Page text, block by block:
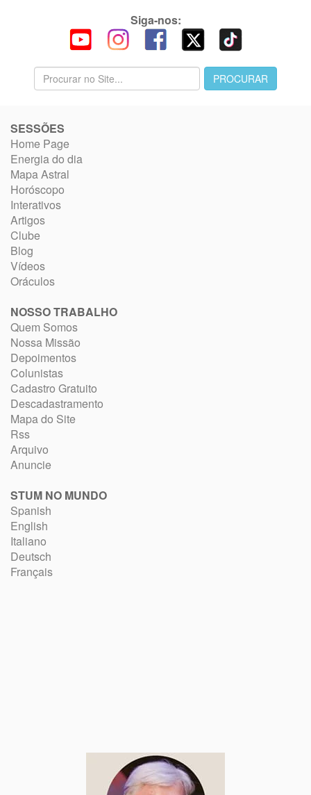
Siga-nos:
SESSÕES
Home Page
Energia do dia
Mapa Astral
Horóscopo
Interativos
Artigos
Clube
Blog
Vídeos
Oráculos
NOSSO TRABALHO
Quem Somos
Nossa Missão
Depoimentos
Colunistas
Cadastro Gratuito
Descadastramento
Mapa do Site
Rss
Arquivo
Anuncie
STUM NO MUNDO
Spanish
English
Italiano
Deutsch
Français